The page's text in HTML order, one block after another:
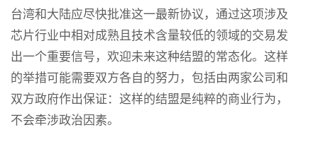
台湾和大陆应尽快批准这一最新协议，通过这项涉及
芯片行业中相对成熟且技术含量较低的领域的交易发
出一个重要信号，欢迎未来这种结盟的常态化。这样
的举措可能需要双方各自的努力，包括由两家公司和
双方政府作出保证：这样的结盟是纯粹的商业行为，
不会牵涉政治因素。